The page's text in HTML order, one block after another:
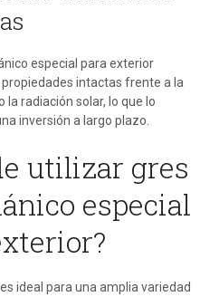
especial para exterior
intactas frente a la
la radiación solar, lo que lo
inversión a largo plazo.
utilizar gres
especial
ideal para una amplia variedad